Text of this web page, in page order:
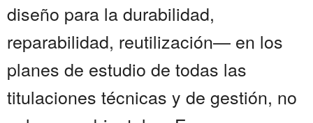
diseño para la durabilidad,
reparabilidad, reutilización— en los
planes de estudio de todas las
titulaciones técnicas y de gestión, no